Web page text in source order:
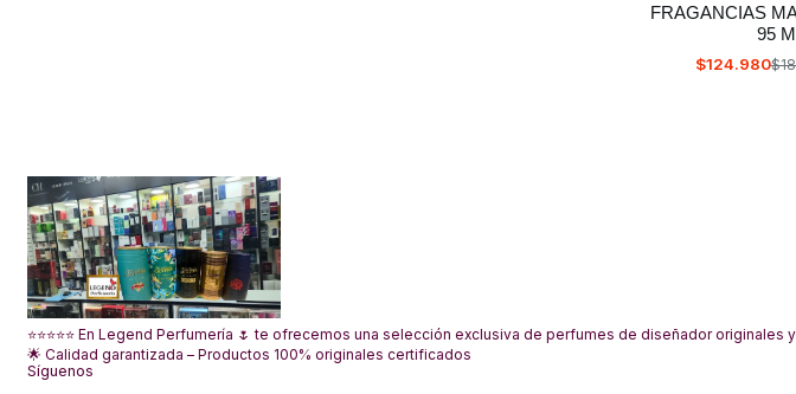
FRAGANCIAS
95
$124.980
⭐⭐⭐⭐⭐ En Legend Perfumería 🌷 te ofrecemos una selección exclusiva de perfumes de diseñador originales
🌟 Calidad garantizada – Productos 100% originales certificados
Síguenos